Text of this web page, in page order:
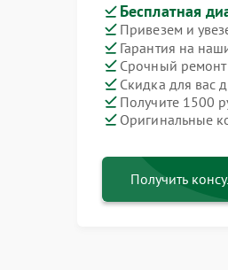
Бесплатная
Привезем и
Гарантия на
Срочный ремонт
Скидка для вас
Получите 1500
Оригинальные
Получить